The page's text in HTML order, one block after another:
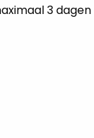
3 dagen